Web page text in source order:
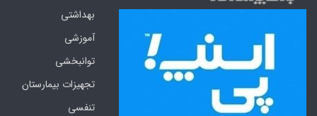
بهداشتی
آموزشی
توانبخشی
تجهیزات بیمارستان
تنفسی